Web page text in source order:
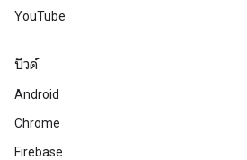
YouTube
บิวด์
Android
Chrome
Firebase